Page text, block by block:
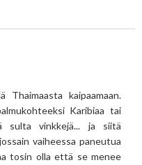
Thaimaasta kaipaamaan.
Karibiaa tai
sulta vinkkejä... ja siitä
vaiheessa paneutua
tosin olla että se menee